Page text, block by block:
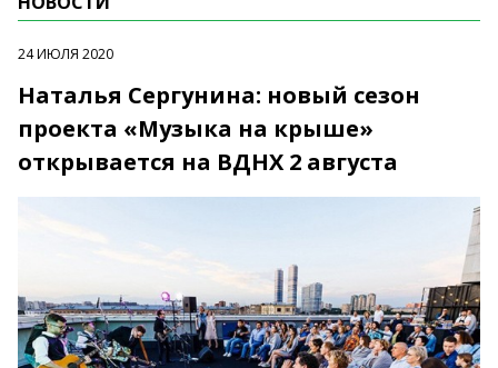
24 ИЮЛЯ 2020
Наталья Сергунина: новый сезон
проекта «Музыка на крыше»
открывается на ВДНХ 2 августа